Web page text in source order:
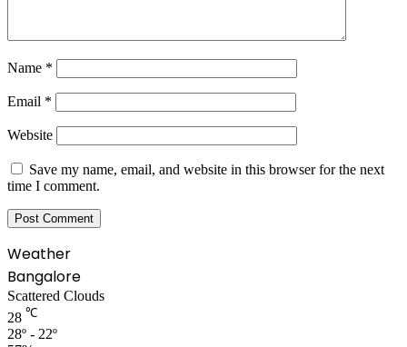
Name *
Email *
Website
Save my name, email, and website in this browser for the next
time I comment.
Weather
Bangalore
Scattered Clouds
28 ℃
28º - 22º